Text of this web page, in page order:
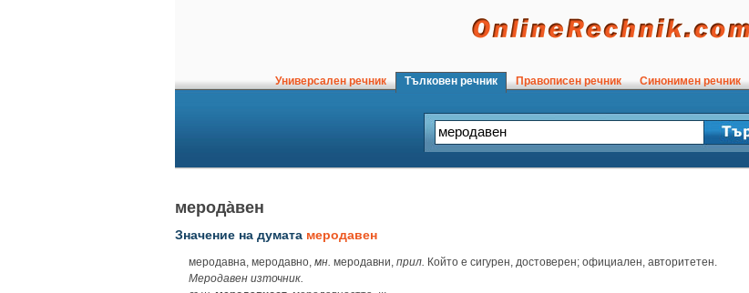
Универсален речник Тълковен речник Правописен речник Синонимен речник
мерода̀вен
Значение на думата меродавен
меродавна, меродавно, мн. меродавни, прил. Който е сигурен, достоверен; официален, авторитетен.
Меродавен източник.